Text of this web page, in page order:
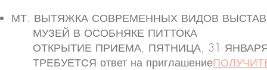
МТ. ВЫТЯЖКА СОВРЕМЕННЫХ ВИДОВ
МУЗЕЙ В ОСОБНЯКЕ ПИТТОКА
ОТКРЫТИЕ ПРИЕМА, ПЯТНИЦА, 31
ТРЕБУЕТСЯ ответ на приглашение